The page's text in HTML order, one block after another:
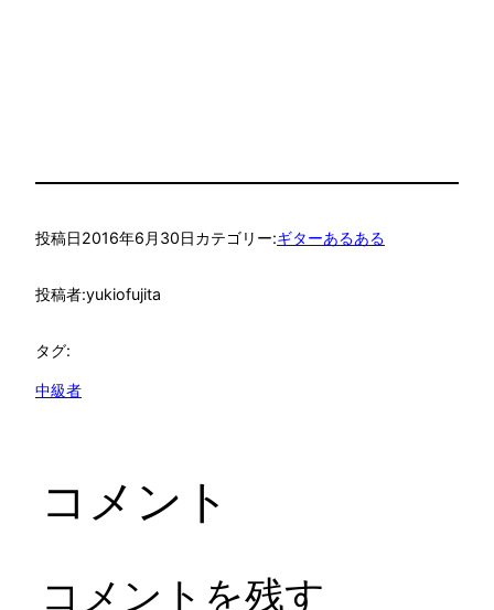
投稿日2016年6月30日カテゴリー:ギターあるある
投稿者:yukiofujita
タグ:
中級者
コメント
コメントを残す